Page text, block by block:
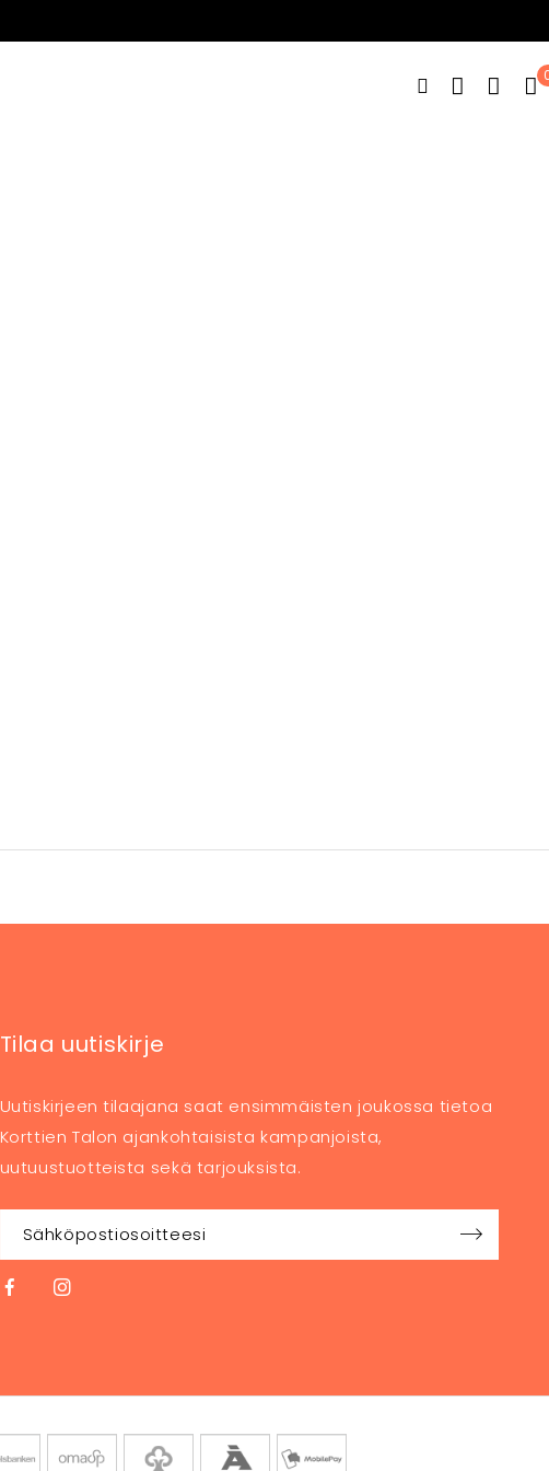
Tilaa uutiskirje
Uutiskirjeen tilaajana saat ensimmäisten joukossa tietoa
Korttien Talon ajankohtaisista kampanjoista,
uutuustuotteista sekä tarjouksista.